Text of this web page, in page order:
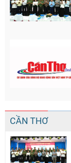
CẦN THƠ